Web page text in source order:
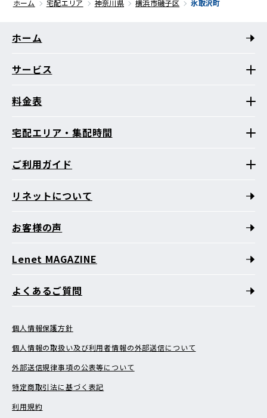
ホーム 宅配エリア 神奈川県 横浜市磯子区 氷取沢町
ホーム
サービス
料金表
宅配エリア・集配時間
ご利用ガイド
リネットについて
お客様の声
Lenet MAGAZINE
よくあるご質問
個人情報保護方針
個人情報の取扱い及び利用者情報の外部送信について
外部送信規律事項の公表等について
特定商取引法に基づく表記
利用規約